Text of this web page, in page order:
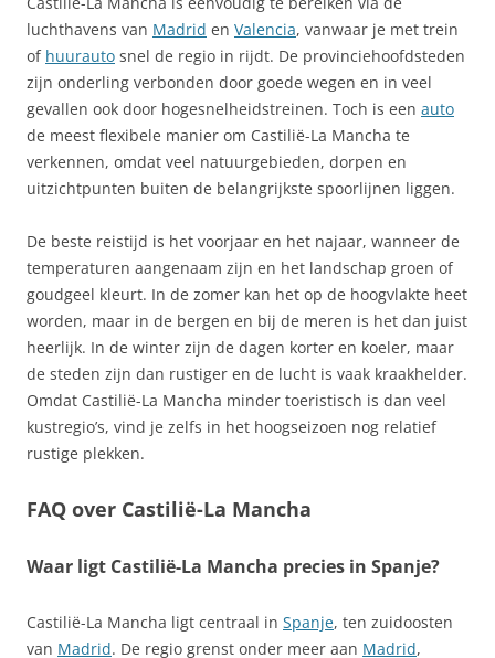
luchthavens van Madrid en Valencia, vanwaar je met trein
of huurauto snel de regio in rijdt. De provinciehoofdsteden
zijn onderling verbonden door goede wegen en in veel
gevallen ook door hogesnelheidstreinen. Toch is een auto
de meest flexibele manier om Castilië-La Mancha te
verkennen, omdat veel natuurgebieden, dorpen en
uitzichtpunten buiten de belangrijkste spoorlijnen liggen.
De beste reistijd is het voorjaar en het najaar, wanneer de
temperaturen aangenaam zijn en het landschap groen of
goudgeel kleurt. In de zomer kan het op de hoogvlakte heet
worden, maar in de bergen en bij de meren is het dan juist
heerlijk. In de winter zijn de dagen korter en koeler, maar
de steden zijn dan rustiger en de lucht is vaak kraakhelder.
Omdat Castilië-La Mancha minder toeristisch is dan veel
kustregio’s, vind je zelfs in het hoogseizoen nog relatief
rustige plekken.
FAQ over Castilië-La Mancha
Waar ligt Castilië-La Mancha precies in Spanje?
Castilië-La Mancha ligt centraal in Spanje, ten zuidoosten
van Madrid. De regio grenst onder meer aan Madrid,